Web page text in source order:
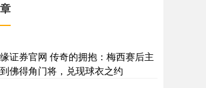
证券官网 传奇的拥抱：梅西赛后主
佛得角门将，兑现球衣之约